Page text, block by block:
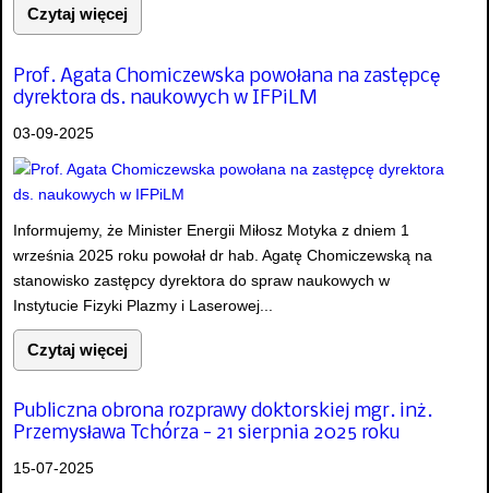
Czytaj więcej
Prof. Agata Chomiczewska powołana na zastępcę
dyrektora ds. naukowych w IFPiLM
03-09-2025
Informujemy, że Minister Energii Miłosz Motyka z dniem 1
września 2025 roku powołał dr hab. Agatę Chomiczewską na
stanowisko zastępcy dyrektora do spraw naukowych w
Instytucie Fizyki Plazmy i Laserowej...
Czytaj więcej
Publiczna obrona rozprawy doktorskiej mgr. inż.
Przemysława Tchórza - 21 sierpnia 2025 roku
15-07-2025